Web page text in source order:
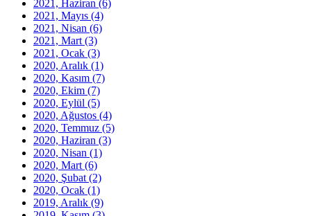
2021, Haziran (6)
2021, Mayıs (4)
2021, Nisan (6)
2021, Mart (3)
2021, Ocak (3)
2020, Aralık (1)
2020, Kasım (7)
2020, Ekim (7)
2020, Eylül (5)
2020, Ağustos (4)
2020, Temmuz (5)
2020, Haziran (3)
2020, Nisan (1)
2020, Mart (6)
2020, Şubat (2)
2020, Ocak (1)
2019, Aralık (9)